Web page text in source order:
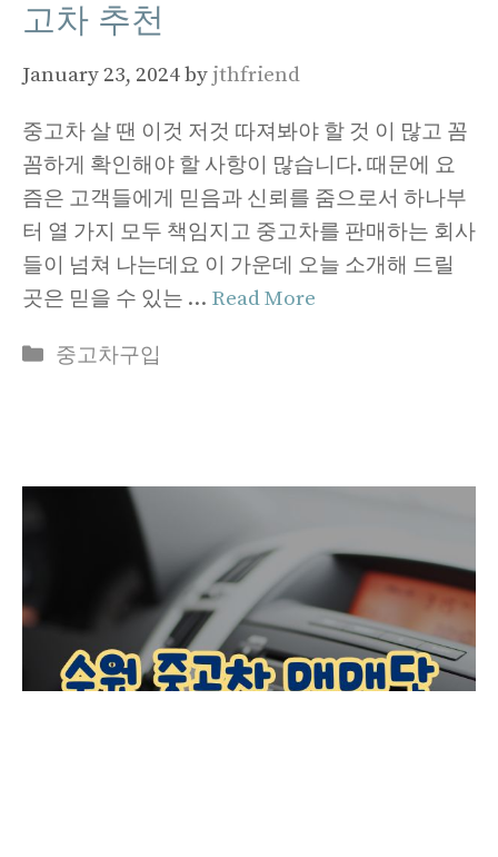
고차 추천
January 23, 2024by jthfriend
중고차 살 땐 이것 저것 따져봐야 할 것 이 많고 꼼
꼼하게 확인해야 할 사항이 많습니다. 때문에 요
즘은 고객들에게 믿음과 신뢰를 줌으로서 하나부
터 열 가지 모두 책임지고 중고차를 판매하는 회사
들이 넘쳐 나는데요 이 가운데 오늘 소개해 드릴
곳은 믿을 수 있는 … Read More
Categories
중고차구입